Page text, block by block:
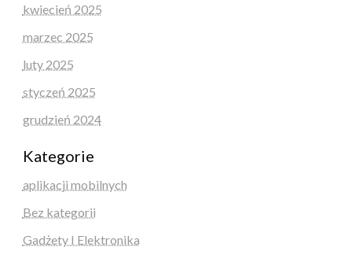
kwiecień 2025
marzec 2025
luty 2025
styczeń 2025
grudzień 2024
Kategorie
aplikacji mobilnych
Bez kategorii
Gadżety I Elektronika